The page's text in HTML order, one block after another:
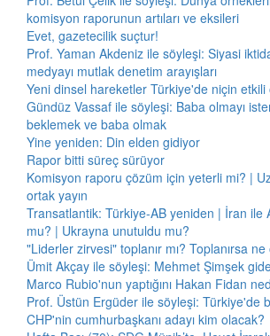
komisyon raporunun artıları ve eksileri
Evet, gazetecilik suçtur!
Prof. Yaman Akdeniz ile söyleşi: Siyasi
medyayı mutlak denetim arayışları
Yeni dinsel hareketler Türkiye'de niçin etkili
Gündüz Vassaf ile söyleşi: Baba olmayı
beklemek ve baba olmak
Yine yeniden: Din elden gidiyor
Rapor bitti süreç sürüyor
Komisyon raporu çözüm için yeterli mi? |
ortak yayın
Transatlantik: Türkiye-AB yeniden | İran ile
mu? | Ukrayna unutuldu mu?
"Liderler zirvesi" toplanır mı? Toplanırsa ne
Ümit Akçay ile söyleşi: Mehmet Şimşek
Marco Rubio'nun yaptığını Hakan Fidan
Prof. Üstün Ergüder ile söyleşi: Türkiye'de
CHP'nin cumhurbaşkanı adayı kim olacak?